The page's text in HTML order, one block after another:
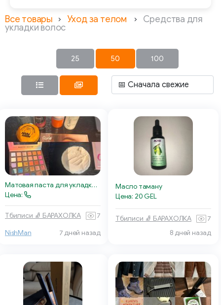
Все товары Уход за телом Средства для
укладки волос
25 50 100
Матовая паста для укладки Nishman M1
Цена:
Тбилиси 🧦 БАРАХОЛКА 7
NishMan 7 дней назад
Масло таману
Цена: 20 GEL
Тбилиси 🧦 БАРАХОЛКА
7
8 дней назад